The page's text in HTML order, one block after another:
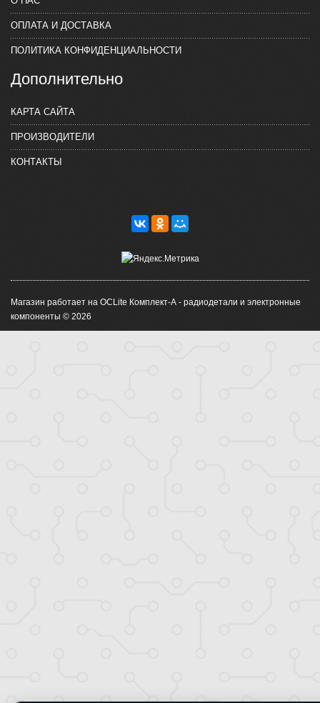
ОПЛАТА И ДОСТАВКА
ПОЛИТИКА КОНФИДЕНЦИАЛЬНОСТИ
Дополнительно
КАРТА САЙТА
ПРОИЗВОДИТЕЛИ
КОНТАКТЫ
Магазин работает на OCLite Комплект-А - радиодетали и электронные
компоненты © 2026